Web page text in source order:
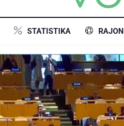
STATISTIKA RAJON